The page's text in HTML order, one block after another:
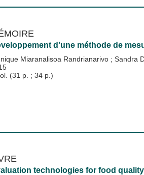
d'une méthode de
Miaranalisoa Randrianarivo ; Sandra
(31 p. ; 34 p.)
technologies for food quality